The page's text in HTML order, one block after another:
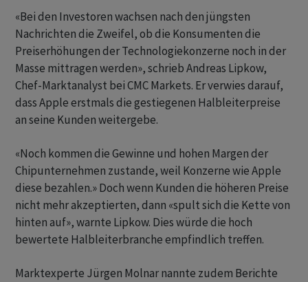
«Bei den Investoren wachsen nach den jüngsten
Nachrichten die Zweifel, ob die Konsumenten die
Preiserhöhungen der Technologiekonzerne noch in der
Masse mittragen werden», schrieb Andreas Lipkow,
Chef-Marktanalyst bei CMC Markets. Er verwies darauf,
dass Apple erstmals die gestiegenen Halbleiterpreise
an seine Kunden weitergebe.
«Noch kommen die Gewinne und hohen Margen der
Chipunternehmen zustande, weil Konzerne wie Apple
diese bezahlen.» Doch wenn Kunden die höheren Preise
nicht mehr akzeptierten, dann «spult sich die Kette von
hinten auf», warnte Lipkow. Dies würde die hoch
bewertete Halbleiterbranche empfindlich treffen.
Marktexperte Jürgen Molnar nannte zudem Berichte